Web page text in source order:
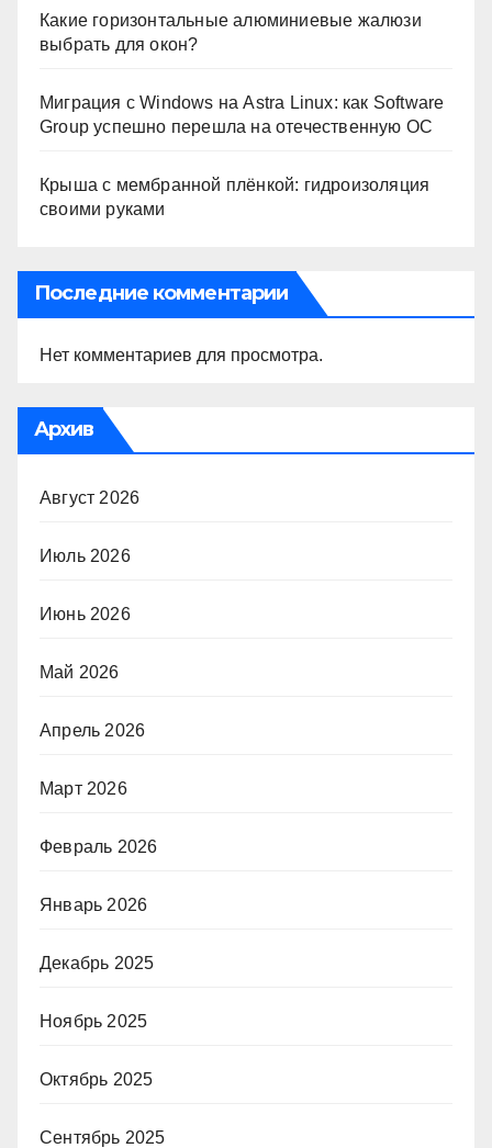
Какие горизонтальные алюминиевые жалюзи
выбрать для окон?
Миграция с Windows на Astra Linux: как Software
Group успешно перешла на отечественную ОС
Крыша с мембранной плёнкой: гидроизоляция
своими руками
Последние комментарии
Нет комментариев для просмотра.
Архив
Август 2026
Июль 2026
Июнь 2026
Май 2026
Апрель 2026
Март 2026
Февраль 2026
Январь 2026
Декабрь 2025
Ноябрь 2025
Октябрь 2025
Сентябрь 2025